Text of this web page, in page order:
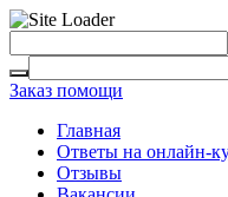
to
content
Заказ помощи
Главная
Ответы на онлайн-
Отзывы